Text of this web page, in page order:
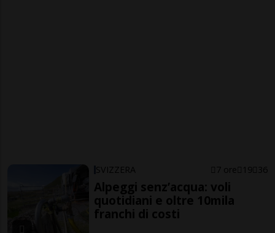
SVIZZERA 7 ore 19 36
Alpeggi senz’acqua: voli
quotidiani e oltre 10mila
franchi di costi